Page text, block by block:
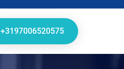
+3197006520575